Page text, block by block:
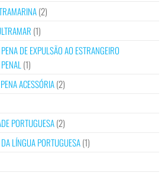
(2)
(1)
DE EXPULSÃO AO ESTRANGEIRO
(1)
ACESSÓRIA(2)
PORTUGUESA(2)
LÍNGUA PORTUGUESA(1)